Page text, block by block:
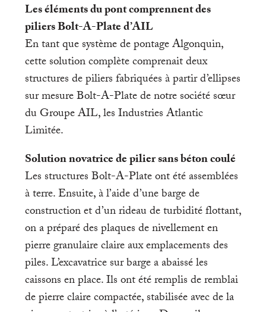
Les éléments du pont comprennent des
piliers Bolt-A-Plate d’AIL
En tant que système de pontage Algonquin,
cette solution complète comprenait deux
structures de piliers fabriquées à partir d’ellipses
sur mesure Bolt-A-Plate de notre société sœur
du Groupe AIL, les Industries Atlantic
Limitée.
Solution novatrice de pilier sans béton coulé
Les structures Bolt-A-Plate ont été assemblées
à terre. Ensuite, à l’aide d’une barge de
construction et d’un rideau de turbidité flottant,
on a préparé des plaques de nivellement en
pierre granulaire claire aux emplacements des
piles. L’excavatrice sur barge a abaissé les
caissons en place. Ils ont été remplis de remblai
de pierre claire compactée, stabilisée avec de la